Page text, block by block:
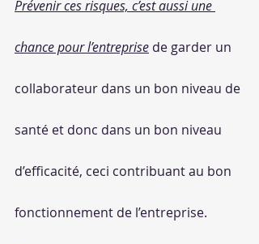
Prévenir ces risques, c’est aussi une
chance pour l’entreprise de garder un
collaborateur dans un bon niveau de
santé et donc dans un bon niveau
d’efficacité, ceci contribuant au bon
fonctionnement de l’entreprise.